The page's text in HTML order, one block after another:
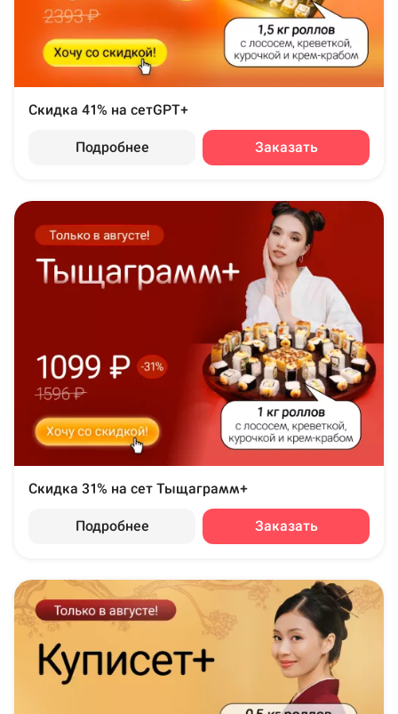
Скидка 41% на сетGPT+
Подробнее Заказать
Скидка 31% на сет Тыщаграмм+
Подробнее Заказать